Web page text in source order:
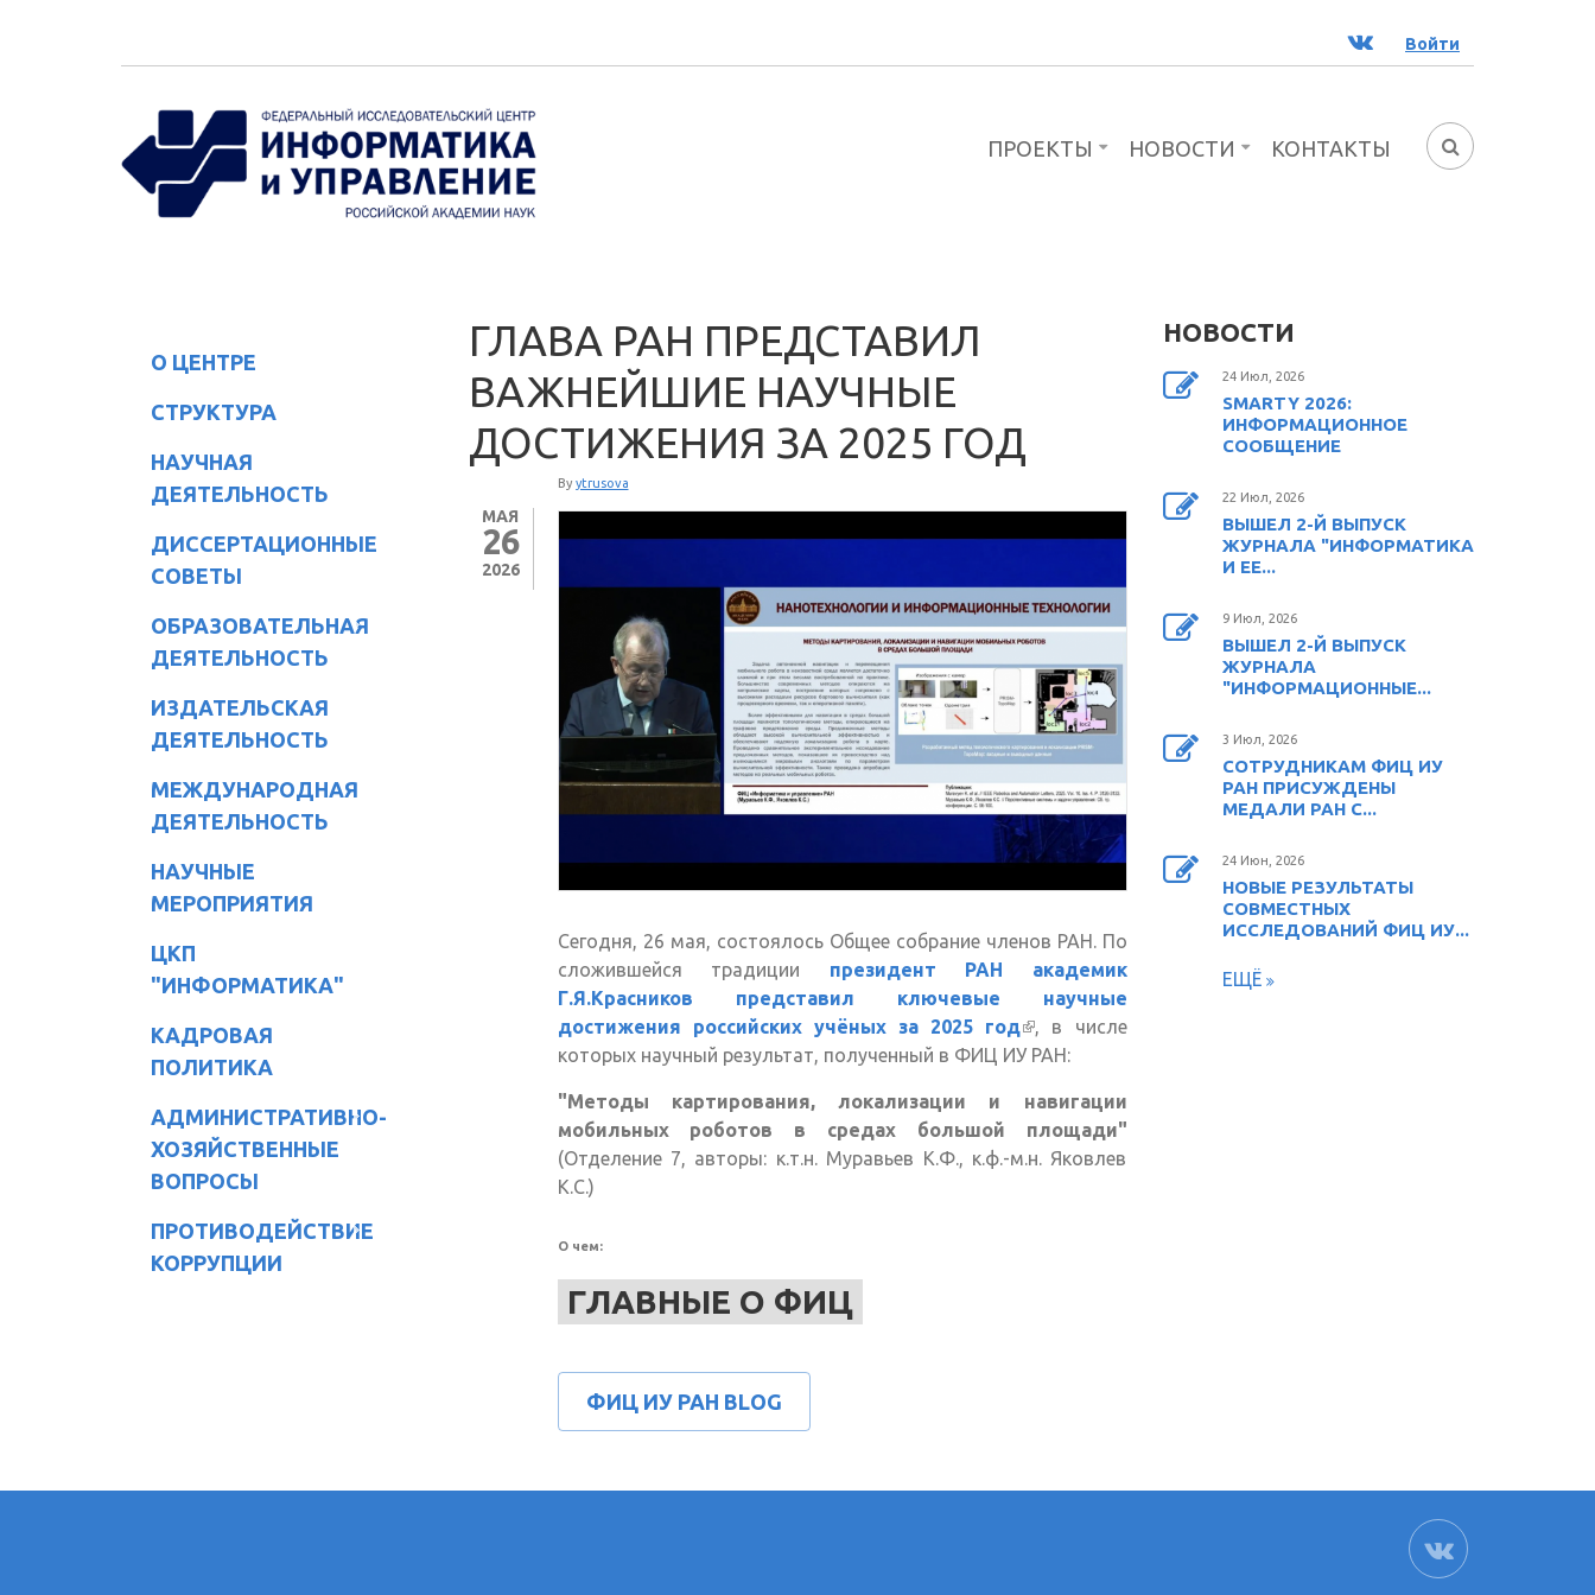
ВК Войти
ФОРМА
ПРОЕКТЫ НОВОСТИ КОНТАКТЫ
О ЦЕНТРЕ
СТРУКТУРА
НАУЧНАЯ
ДЕЯТЕЛЬНОСТЬ
ДИССЕРТАЦИОННЫЕ
СОВЕТЫ
ОБРАЗОВАТЕЛЬНАЯ
ДЕЯТЕЛЬНОСТЬ
ИЗДАТЕЛЬСКАЯ
ДЕЯТЕЛЬНОСТЬ
МЕЖДУНАРОДНАЯ
ДЕЯТЕЛЬНОСТЬ
НАУЧНЫЕ
МЕРОПРИЯТИЯ
ЦКП
"ИНФОРМАТИКА"
КАДРОВАЯ
ПОЛИТИКА
АДМИНИСТРАТИВНО-
ХОЗЯЙСТВЕННЫЕ
ВОПРОСЫ
ПРОТИВОДЕЙСТВИЕ
КОРРУПЦИИ
ГЛАВА РАН ПРЕДСТАВИЛ
ВАЖНЕЙШИЕ НАУЧНЫЕ
ДОСТИЖЕНИЯ ЗА 2025 ГОД
МАЯ
26
2026
By ytrusova
Сегодня, 26 мая, состоялось Общее собрание членов РАН. По
сложившейся традиции президент РАН академик
Г.Я.Красников представил ключевые научные
достижения российских учёных за 2025 год(внешняя
ссылка)
, в числе
которых научный результат, полученный в ФИЦ ИУ РАН:
"Методы картирования, локализации и навигации
мобильных роботов в средах большой площади"
(Отделение 7, авторы: к.т.н. Муравьев К.Ф., к.ф.-м.н. Яковлев
К.С.)
О чем:
ГЛАВНЫЕ О ФИЦ
ФИЦ ИУ РАН BLOG
НОВОСТИ
24 Июл, 2026
SMARTY 2026:
ИНФОРМАЦИОННОЕ
СООБЩЕНИЕ
22 Июл, 2026
ВЫШЕЛ 2-Й ВЫПУСК
ЖУРНАЛА "ИНФОРМАТИКА
И ЕЕ...
9 Июл, 2026
ВЫШЕЛ 2-Й ВЫПУСК
ЖУРНАЛА
"ИНФОРМАЦИОННЫЕ...
3 Июл, 2026
СОТРУДНИКАМ ФИЦ ИУ
РАН ПРИСУЖДЕНЫ
МЕДАЛИ РАН С...
24 Июн, 2026
НОВЫЕ РЕЗУЛЬТАТЫ
СОВМЕСТНЫХ
ИССЛЕДОВАНИЙ ФИЦ ИУ...
ЕЩЁ
ВК